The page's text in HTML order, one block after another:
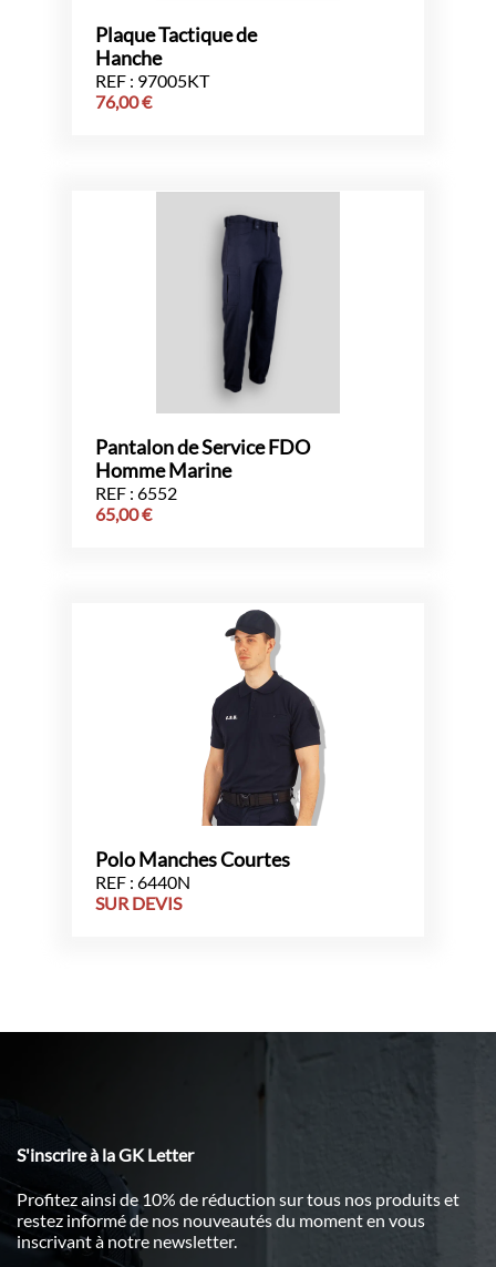
Plaque Tactique de
Hanche
REF : 97005KT
76,00€
Pantalon de Service FDO
Homme Marine
REF : 6552
65,00€
Polo Manches Courtes
REF : 6440N
SUR DEVIS
S'inscrire à la GK Letter
Profitez ainsi de 10% de réduction sur tous nos produits et
restez informé de nos nouveautés du moment en vous
inscrivant à notre newsletter.